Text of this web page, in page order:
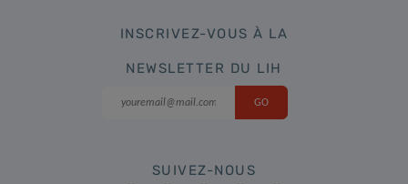
INSCRIVEZ-VOUS À LA
NEWSLETTER DU LIH
SUIVEZ-NOUS